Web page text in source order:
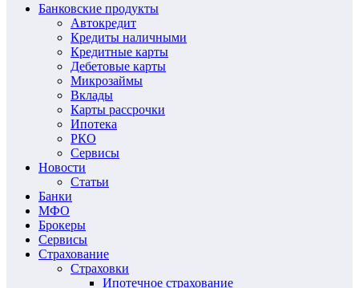
Банковские продукты
Автокредит
Кредиты наличными
Кредитные карты
Дебетовые карты
Микрозаймы
Вклады
Карты рассрочки
Ипотека
РКО
Сервисы
Новости
Статьи
Банки
МФО
Брокеры
Сервисы
Страхование
Страховки
Ипотечное страхование